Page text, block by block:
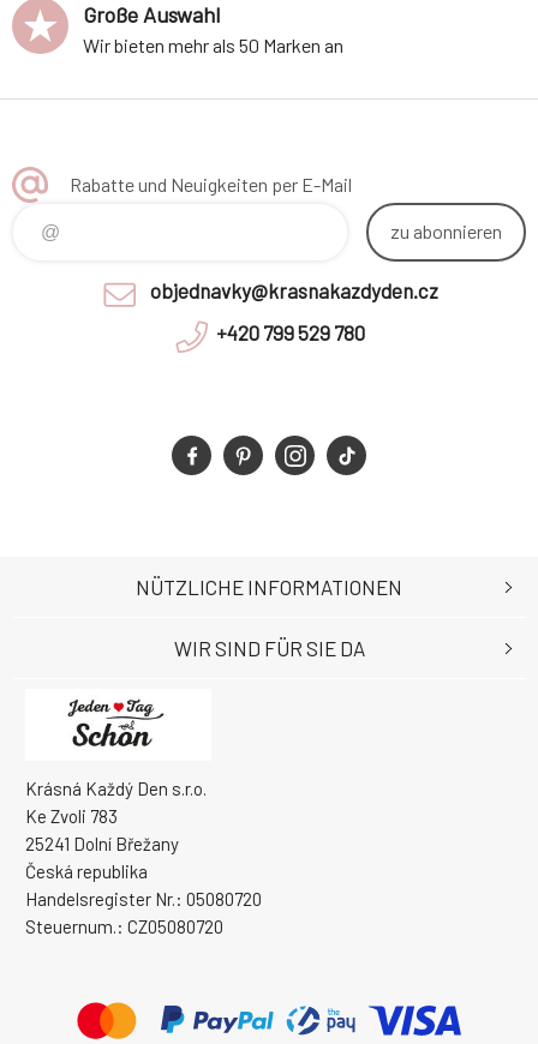
Große Auswahl
Wir bieten mehr als 50 Marken an
Rabatte und Neuigkeiten per E-Mail
zu abonnieren
objednavky@krasnakazdyden.cz
+420 799 529 780
Krásná Každý Den s.r.o.
Ke Zvoli 783
25241 Dolní Břežany
Česká republika
Handelsregister Nr.: 05080720
Steuernum.: CZ05080720
NÜTZLICHE INFORMATIONEN
WIR SIND FÜR SIE DA